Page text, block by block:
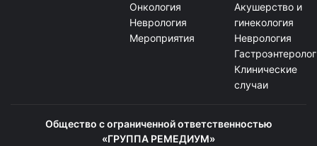
Онкология
Неврология
Мероприятия
Акушерство и
гинекология
Неврология
Клинические
случаи
Общество с ограниченной ответственностью
«ГРУППА РЕМЕДИУМ»